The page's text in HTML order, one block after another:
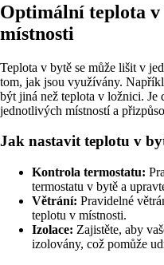
Optimální teplota
místnosti
Teplota v bytě se může lišit v
tom, jak jsou využívány.
být jiná než teplota v ložnici. Je
jednotlivých místností a
Jak nastavit teplotu v
Kontrola termostatu:
termostatu v bytě a
Větrání: Pravidelné
teplotu v místnosti.
Izolace: Zajistěte, aby
izolovány, což pomůže